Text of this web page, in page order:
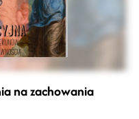
na zachowania